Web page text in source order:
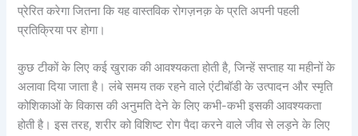
प्रेरित करेगा जितना कि यह वास्तविक रोगज़नक़ के प्रति अपनी पहली
प्रतिक्रिया पर होगा।
कुछ टीकों के लिए कई खुराक की आवश्यकता होती है, जिन्हें सप्ताह या महीनों के
अलावा दिया जाता है। लंबे समय तक रहने वाले एंटीबॉडी के उत्पादन और स्मृति
कोशिकाओं के विकास की अनुमति देने के लिए कभी-कभी इसकी आवश्यकता
होती है। इस तरह, शरीर को विशिष्ट रोग पैदा करने वाले जीव से लड़ने के लिए